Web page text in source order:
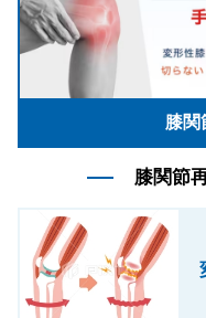
膝関
膝関節